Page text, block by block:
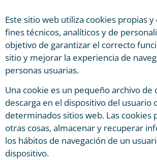
Este sitio web utiliza cookies propias
fines técnicos, analíticos y de
objetivo de garantizar el correcto
sitio y mejorar la experiencia de
personas usuarias.
Una cookie es un pequeño archivo de
descarga en el dispositivo del usuario
determinados sitios web. Las cookies
otras cosas, almacenar y recuperar
los hábitos de navegación de un
dispositivo.